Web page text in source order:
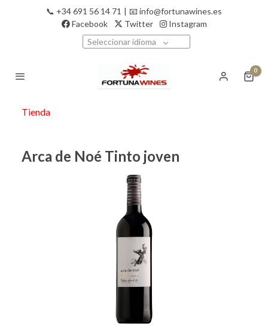
📞 +34 691 56 14 71 | 📧 info@fortunawines.es
Facebook
Twitter
Instagram
Seleccionar idioma
0
Tienda
Arca de Noé Tinto joven